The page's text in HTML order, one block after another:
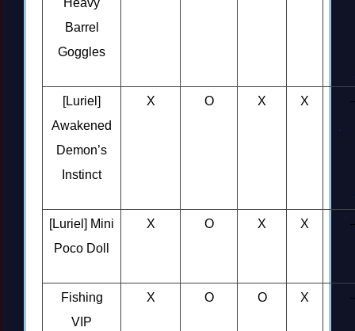
Heavy
Barrel
Goggles
[Luriel]
Awakened
Demon’s
Instinct
X O X X
[Luriel] Mini
Poco Doll
X O X X
Fishing
VIP
X O O X